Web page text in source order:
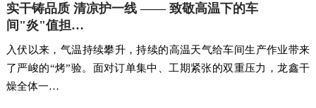
实干铸品质 清凉护一线 —— 致敬高温下的车
间"炎"值担…
入伏以来，气温持续攀升，持续的高温天气给车间生产作业带来
了严峻的“烤”验。面对订单集中、工期紧张的双重压力，龙鑫干
燥全体一…